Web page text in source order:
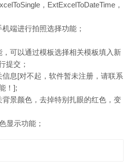
，ExtExcelToDateTime，
端进行拍照选择功能；
可以通过模板选择相关模板填入新
提交；
息[对不起，软件暂未注册，请联系
！];
景颜色，去掉特别扎眼的红色，变
显示功能；